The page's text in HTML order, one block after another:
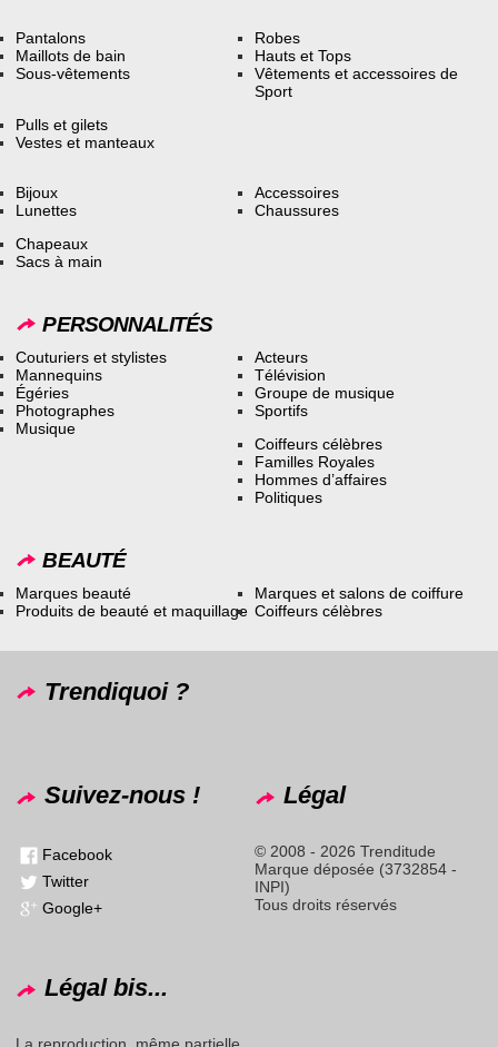
Pantalons
Maillots de bain
Sous-vêtements
Robes
Hauts et Tops
Vêtements et accessoires de
Sport
Pulls et gilets
Vestes et manteaux
Bijoux
Lunettes
Accessoires
Chaussures
Chapeaux
Sacs à main
PERSONNALITÉS
Couturiers et stylistes
Mannequins
Égéries
Photographes
Musique
Acteurs
Télévision
Groupe de musique
Sportifs
Coiffeurs célèbres
Familles Royales
Hommes d’affaires
Politiques
BEAUTÉ
Marques beauté
Produits de beauté et maquillage
Marques et salons de coiffure
Coiffeurs célèbres
Trendiquoi ?
Suivez-nous !
Facebook
Twitter
Google+
Légal
© 2008 - 2026 Trenditude
Marque déposée (3732854 -
INPI)
Tous droits réservés
Légal bis...